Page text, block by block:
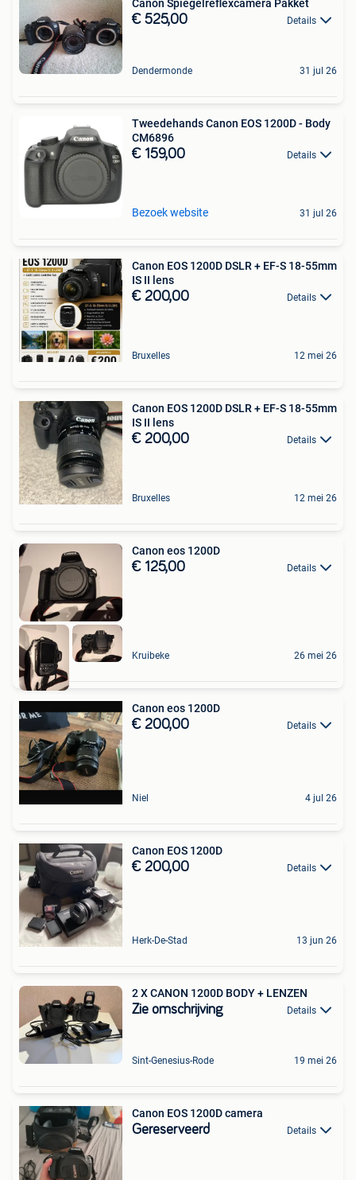
Canon Spiegelreflexcamera Pakket
€ 525,00 Details
Dendermonde 31 jul 26
Tweedehands Canon EOS 1200D - Body
CM6896
€ 159,00 Details
Bezoek website 31 jul 26
Canon EOS 1200D DSLR + EF-S 18-55mm
IS II lens
€ 200,00 Details
Bruxelles 12 mei 26
Canon EOS 1200D DSLR + EF-S 18-55mm
IS II lens
€ 200,00 Details
Bruxelles 12 mei 26
Canon eos 1200D
€ 125,00 Details
Kruibeke 26 mei 26
Canon eos 1200D
€ 200,00 Details
Niel 4 jul 26
Canon EOS 1200D
€ 200,00 Details
Herk-De-Stad 13 jun 26
2 X CANON 1200D BODY + LENZEN
Zie omschrijving Details
Sint-Genesius-Rode 19 mei 26
Canon EOS 1200D camera
Gereserveerd Details